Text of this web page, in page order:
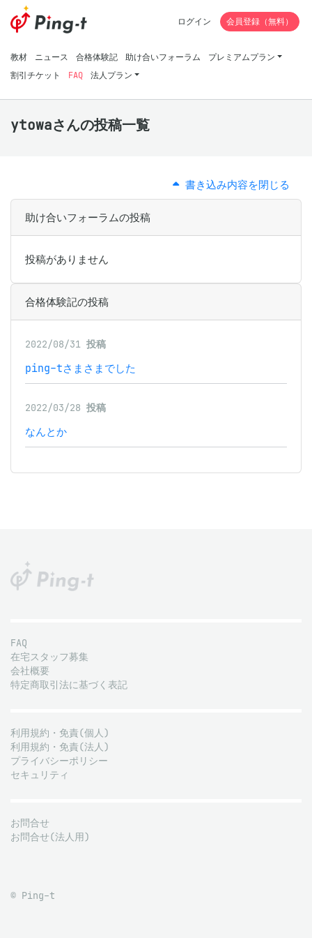
教材 ニュース 合格体験記 助け合いフォーラム
プレミアムプラン
割引チケット
FAQ 法人プラン
ログイン 会員登録（無料）
ytowaさんの投稿一覧
書き込み内容を閉じる
助け合いフォーラムの投稿
投稿がありません
合格体験記の投稿
2022/08/31 投稿
ping-tさまさまでした
2022/03/28 投稿
なんとか
FAQ
在宅スタッフ募集
会社概要
特定商取引法に基づく表記
利用規約・免責(個人)
利用規約・免責(法人)
プライバシーポリシー
セキュリティ
お問合せ
お問合せ(法人用)
© Ping-t